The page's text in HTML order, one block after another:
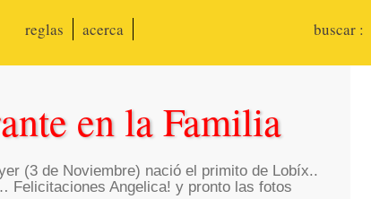
acerca
reglas buscar :
en la Familia
(3 de Noviembre) nació el primito de Lobíx..
Felicitaciones Angelica! y pronto las fotos